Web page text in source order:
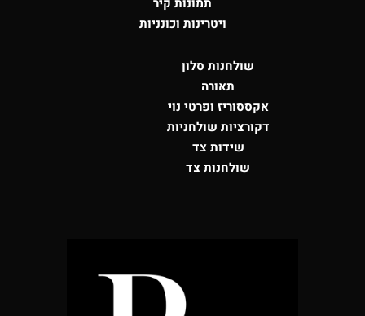
ויטרינות וכונניות
שולחנות סלון
תאורה
אקססוריז ופרטי נוי
דקורציות שולחניות
שידות צד
שולחנות צד